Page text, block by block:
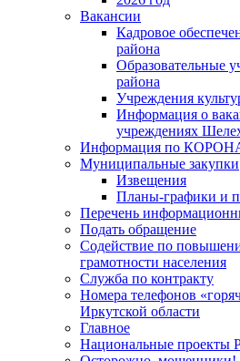
Вакансии
Кадровое
района
Образовательные
района
Учреждения
Информация о
учреждениях
Информация по
Муниципальные закупки
Извещения
Планы-графики и
Перечень
Подать обращение
Содействие по
грамотности населения
Служба по контракту
Номера телефонов
Иркутской области
Главное
Национальные проекты